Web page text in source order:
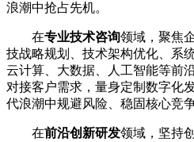
浪潮中抢占先机。
在专业技术咨询领域，聚焦
技战略规划、技术架构优化、系
云计算、大数据、人工智能等前
对接客户需求，量身定制数字化
代浪潮中规避风险、稳固核心竞
在前沿创新研发领域，坚持